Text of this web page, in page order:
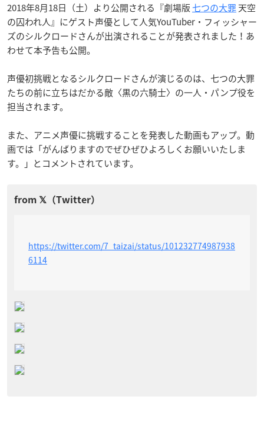
2018年8月18日（土）より公開される『劇場版 七つの大罪天空
の囚われ人』にゲスト声優として人気YouTuber・フィッシャー
ズのシルクロードさんが出演されることが発表されました！あ
わせて本予告も公開。
声優初挑戦となるシルクロードさんが演じるのは、七つの大罪
たちの前に立ちはだかる敵〈黒の六騎士〉の一人・パンプ役を
担当されます。
また、アニメ声優に挑戦することを発表した動画もアップ。動
画では「がんばりますのでぜひぜひよろしくお願いいたしま
す。」とコメントされています。
https://twitter.com/7_taizai/status/101232774987938
6114